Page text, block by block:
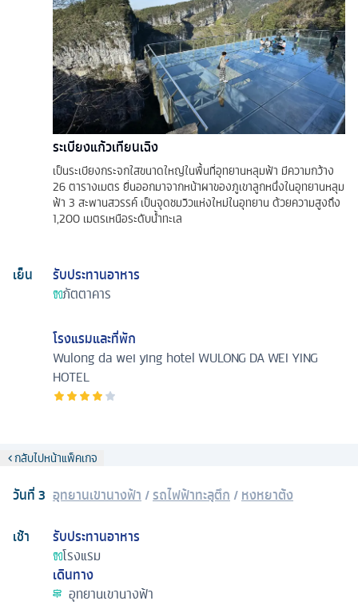
ระเบียงแก้วเทียนเฉิง
เป็นระเบียงกระจกใสขนาดใหญ่ในพื้นที่อุทยานหลุมฟ้า มีความกว้าง
26 ตารางเมตร ยื่นออกมาจากหน้าผาของภูเขาลูกหนึ่งในอุทยานหลุม
ฟ้า 3 สะพานสวรรค์ เป็นจุดชมวิวแห่งใหม่ในอุทยาน ด้วยความสูงถึง
1,200 เมตรเหนือระดับน้ำทะเล
เย็น
รับประทานอาหาร
ภัตตาคาร
โรงแรมและที่พัก
Wulong da wei ying hotelWULONG DA WEI YING
HOTEL
กลับไปหน้าแพ็คเกจ
วันที่3 อุทยานเขานางฟ้า /รถไฟฟ้าทะลุตึก /หงหยาต้ง
เช้า
รับประทานอาหาร
โรงแรม
เดินทาง
อุทยานเขานางฟ้า